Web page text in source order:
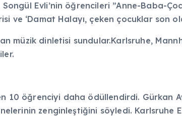
Evli’nin öğrencileri ”Anne-Baba-
ve ‘Damat Halayı, çeken çocuklar son
müzik dinletisi sundular.Karlsruhe,
10 öğrenciyi daha ödüllendirdi. Gürkan
zenginleştiğini söyledi. Karlsruhe